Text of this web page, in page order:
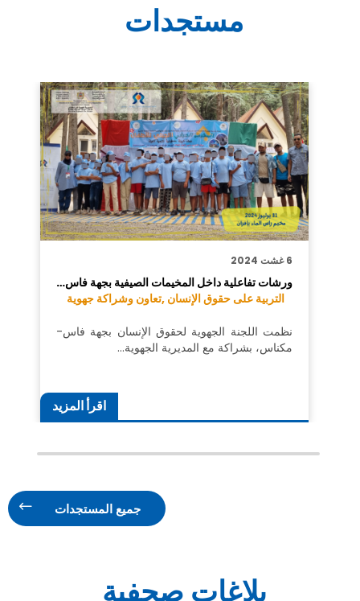
مستجدات
6 غشت 2024
ورشات تفاعلية داخل المخيمات الصيفية بجهة فاس…
التربية على حقوق الإنسان ,تعاون وشراكة جهوية
نظمت اللجنة الجهوية لحقوق الإنسان بجهة فاس-
مكناس، بشراكة مع المديرية الجهوية…
اقرأ المزيد
جميع المستجدات
بلاغات صحفية